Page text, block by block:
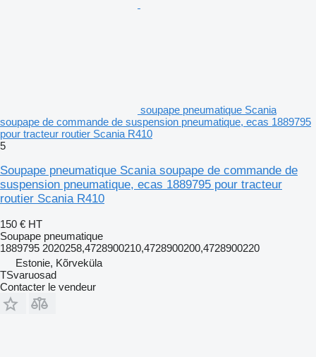
soupape pneumatique Scania
soupape de commande de suspension pneumatique, ecas 1889795
pour tracteur routier Scania R410
5
Soupape pneumatique Scania soupape de commande de
suspension pneumatique, ecas 1889795 pour tracteur
routier Scania R410
150 € HT
Soupape pneumatique
1889795 2020258,4728900210,4728900200,4728900220
Estonie, Kõrveküla
TSvaruosad
Contacter le vendeur